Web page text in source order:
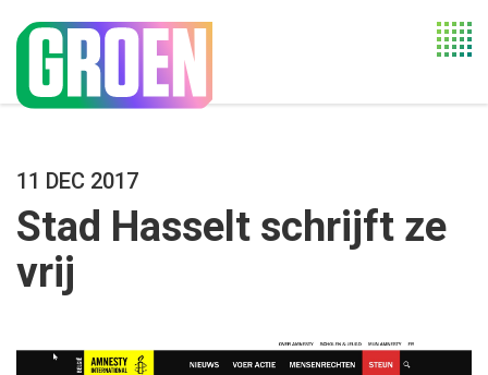
11 DEC 2017
Stad Hasselt schrijft ze
vrij